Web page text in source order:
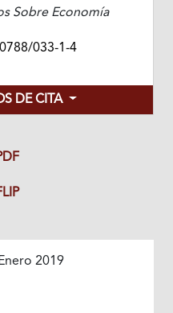
Sobre Economía
033-1-4
DE CITA
2019